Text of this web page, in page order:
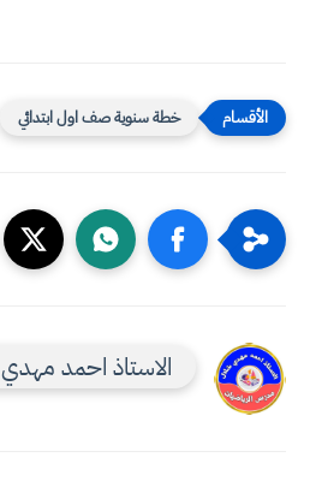
خطة سنوية صف اول ابتدائي
الاستاذ احمد مهدي 1